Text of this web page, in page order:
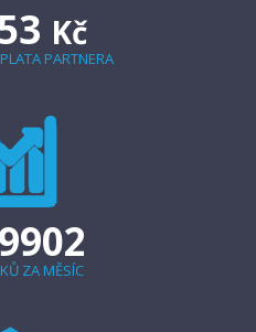
Kč
PARTNERA
ZA MĚSÍC